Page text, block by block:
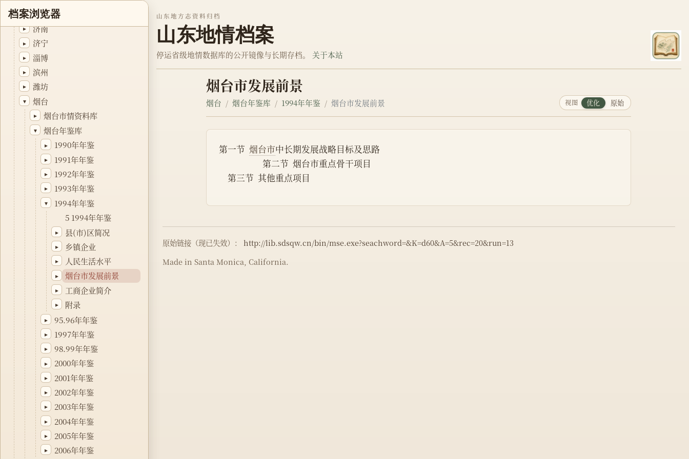
山东地方志资料归档
山东地情档案
停运省级地情数据库的公开镜像与长期存档。 关于本站
烟台市发展前景
烟台 烟台年鉴库 1994年年鉴 烟台市发展前景 视图 优化 原始
档案浏览器
▸ 泰安
▸ 济南
▸ 济宁
▸ 淄博
▸ 滨州
▸ 潍坊
▾ 烟台
▸ 烟台市情资料库
▾ 烟台年鉴库
▸ 1990年年鉴
▸ 1991年年鉴
▸ 1992年年鉴
▸ 1993年年鉴
▾
1994年年鉴
5 1994年年鉴
▸ 县(市)区简况
▸ 乡镇企业
▸ 人民生活水平
▸ 烟台市发展前景
▸ 工商企业简介
▸ 附录
▸ 95.96年年鉴
▸ 1997年年鉴
▸ 98.99年年鉴
▸ 2000年年鉴
▸ 2001年年鉴
▸ 2002年年鉴
▸ 2003年年鉴
▸ 2004年年鉴
▸ 2005年年鉴
▸ 2006年年鉴
第一节 烟台市中长期发展战略目标及思路
                 　第二节  烟台市重点骨干项目
第三节  其他重点项目
原始链接（现已失效）：
http://lib.sdsqw.cn/bin/mse.exe?seachword=&K=d60&A=5&rec=20&run=13
Made in Santa Monica, California.